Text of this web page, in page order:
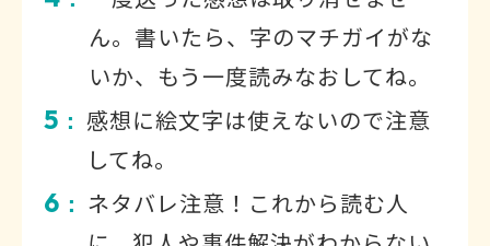
ん。書いたら、字のマチガイがな
いか、もう一度読みなおしてね。
5 ： 感想に絵文字は使えないので注意
してね。
6 ： ネタバレ注意！これから読む人